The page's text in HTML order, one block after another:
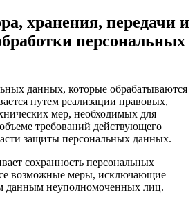
хранения, передачи и
персональных
данных, которые обрабатываются
путем реализации правовых,
мер, необходимых для
требований действующего
защиты персональных данных.
сохранность персональных
возможные меры, исключающие
данным неуполномоченных лиц.